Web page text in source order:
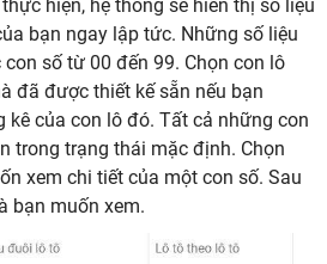
hiện, hệ thống sẽ hiển thị số liệu
bạn ngay lập tức. Những số liệu
số từ 00 đến 99. Chọn con lô
đã được thiết kế sẵn nếu bạn
kê của con lô đó. Tất cả những con
trong trạng thái mặc định. Chọn
xem chi tiết của một con số. Sau
bạn muốn xem.